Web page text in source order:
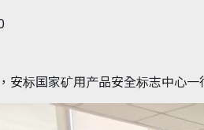
安标国家矿用产品安全标志中心